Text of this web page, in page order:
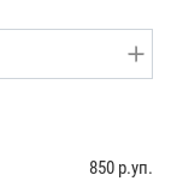
850 р.уп.